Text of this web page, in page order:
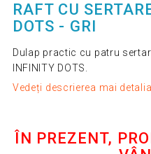
RAFT CU
DOTS - GRI
Dulap practic cu patru
INFINITY DOTS.
Vedeți descrierea mai
ÎN PREZENT,